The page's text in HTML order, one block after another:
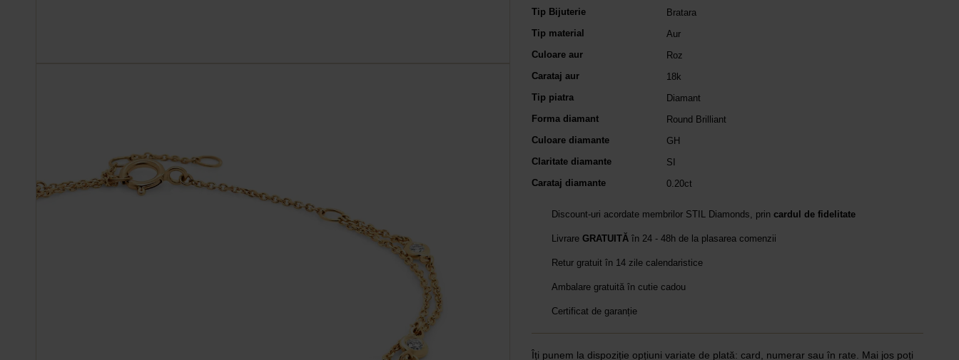
Tip Bijuterie
Bratara
Tip material
Aur
Culoare aur
Roz
Carataj aur
18k
Tip piatra
Diamant
Forma diamant
Round Brilliant
Culoare diamante
GH
Claritate diamante
SI
Carataj diamante
0.20ct
Discount-uri acordate membrilor STIL Diamonds, prin cardul de fidelitate
Livrare GRATUITĂîn 24 - 48h de la plasarea comenzii
Retur gratuit în 14 zile calendaristice
Ambalare gratuită în cutie cadou
Certificat de garanție
Îți punem la dispoziție opțiuni variate de plată: card, numerar sau în rate. Mai jos poți